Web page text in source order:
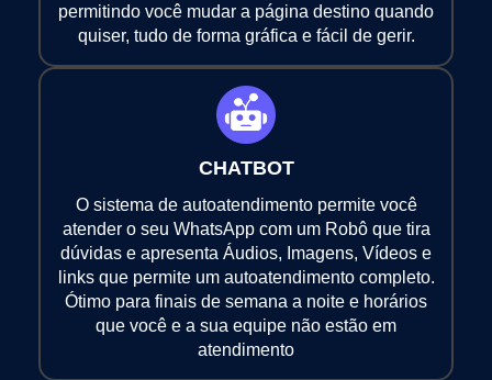
permitindo você mudar a página destino quando
quiser, tudo de forma gráfica e fácil de gerir.
CHATBOT
O sistema de autoatendimento permite você
atender o seu WhatsApp com um Robô que tira
dúvidas e apresenta Áudios, Imagens, Vídeos e
links que permite um autoatendimento completo.
Ótimo para finais de semana a noite e horários
que você e a sua equipe não estão em
atendimento